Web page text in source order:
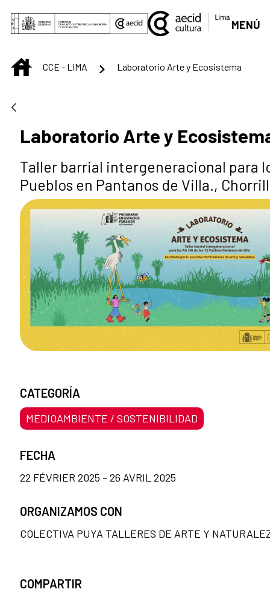
Saut au contenu principal
MENÚ
INICIOCCE - LIMA Laboratorio Arte y Ecosistema
Laboratorio Arte y
Taller barrial intergeneracional para
Pueblos en Pantanos de Villa.,
CATEGORÍA
MEDIOAMBIENTE / SOSTENIBILIDAD
FECHA
22 FÉVRIER 2025 - 26 AVRIL 2025
ORGANIZAMOS CON
COLECTIVA PUYA TALLERES DE ARTE Y
COMPARTIR